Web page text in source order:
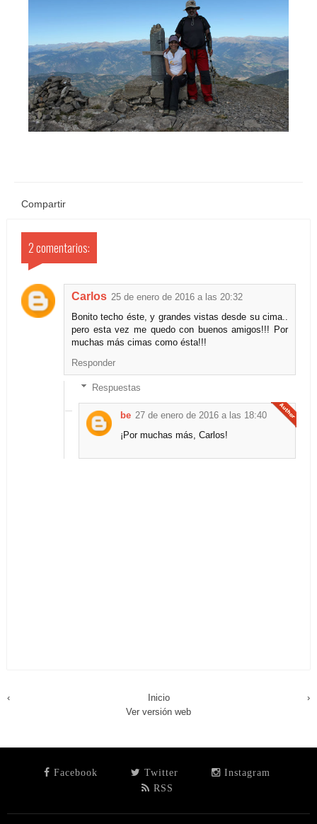
Compartir
2 comentarios:
Carlos 25 de enero de 2016 a las 20:32
Bonito techo éste, y grandes vistas desde su cima..
pero esta vez me quedo con buenos amigos!!! Por
muchas más cimas como ésta!!!
Responder
Respuestas
be 27 de enero de 2016 a las 18:40
¡Por muchas más, Carlos!
‹ ›
Inicio
Ver versión web
Facebook Twitter
Instagram
RSS